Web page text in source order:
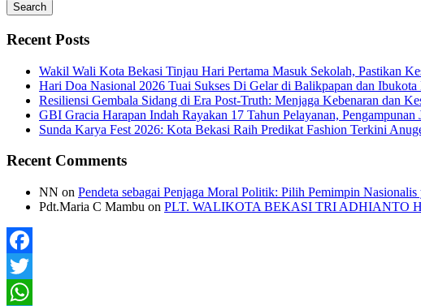
Search
Recent Posts
Wakil Wali Kota Bekasi Tinjau Hari Pertama Masuk Sekolah, Pastikan
Hari Doa Nasional 2026 Tuai Sukses Di Gelar di Balikpapan dan Ibukota
Resiliensi Gembala Sidang di Era Post-Truth: Menjaga Kebenaran dan
GBI Gracia Harapan Indah Rayakan 17 Tahun Pelayanan, Pengampunan
Sunda Karya Fest 2026: Kota Bekasi Raih Predikat Fashion Terkini
Recent Comments
NN on Pendeta sebagai Penjaga Moral Politik: Pilih Pemimpin
Pdt.Maria C Mambu on PLT. WALIKOTA BEKASI TRI ADHIANTO
Facebook
Twitter